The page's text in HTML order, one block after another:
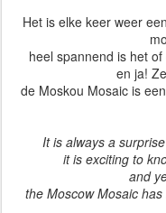
Het is elke keer weer
heel spannend is het
en ja!
de Moskou Mosaic is
It is always a
it is exciting to
and
the Moscow Mosaic